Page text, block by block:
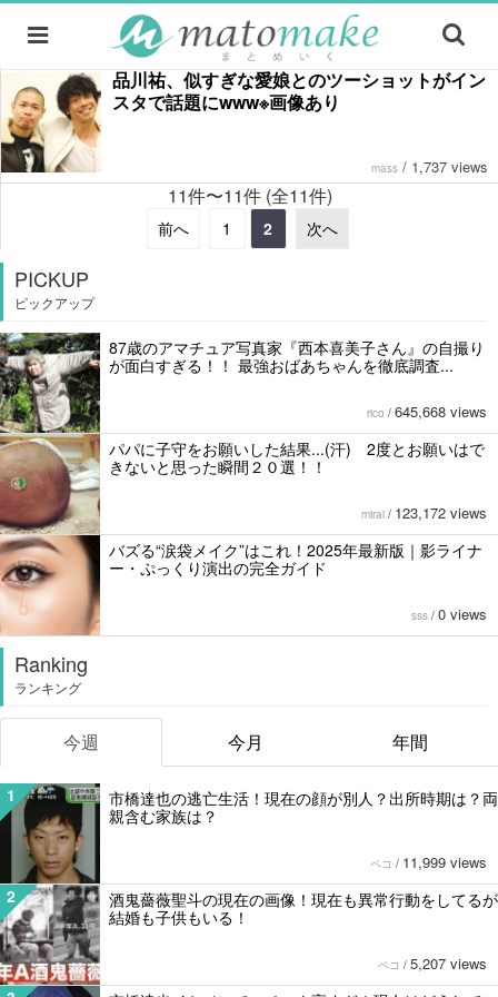
品川祐、似すぎな愛娘とのツーショットがイン
スタで話題にwww※画像あり
mass / 1,737 views
11件〜11件 (全11件)
前へ 1 2 次へ
PICKUP
ピックアップ
87歳のアマチュア写真家『西本喜美子さん』の自撮り
が面白すぎる！！ 最強おばあちゃんを徹底調査...
rico / 645,668 views
パパに子守をお願いした結果...(汗) 2度とお願いはで
きないと思った瞬間２０選！！
mirai / 123,172 views
バズる“涙袋メイク”はこれ！2025年最新版｜影ライナ
ー・ぷっくり演出の完全ガイド
sss / 0 views
Ranking
ランキング
今週 今月 年間
1
市橋達也の逃亡生活！現在の顔が別人？出所時期は？両
親含む家族は？
ペコ / 11,999 views
2
酒鬼薔薇聖斗の現在の画像！現在も異常行動をしてるが
結婚も子供もいる！
ペコ / 5,207 views